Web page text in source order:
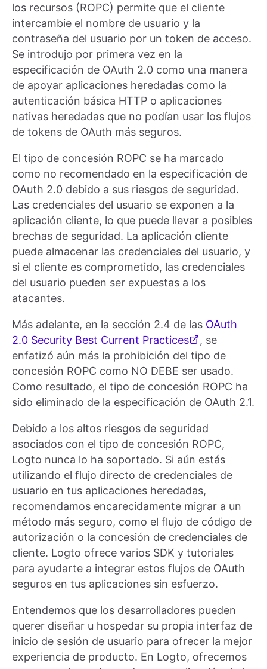
los recursos (ROPC) permite que el cliente
intercambie el nombre de usuario y la
contraseña del usuario por un token de acceso.
Se introdujo por primera vez en la
especificación de OAuth 2.0 como una manera
de apoyar aplicaciones heredadas como la
autenticación básica HTTP o aplicaciones
nativas heredadas que no podían usar los flujos
de tokens de OAuth más seguros.
El tipo de concesión ROPC se ha marcado
como no recomendado en la especificación de
OAuth 2.0 debido a sus riesgos de seguridad.
Las credenciales del usuario se exponen a la
aplicación cliente, lo que puede llevar a posibles
brechas de seguridad. La aplicación cliente
puede almacenar las credenciales del usuario, y
si el cliente es comprometido, las credenciales
del usuario pueden ser expuestas a los
atacantes.
Más adelante, en la sección 2.4 de las OAuth
2.0 Security Best Current Practices
, se
enfatizó aún más la prohibición del tipo de
concesión ROPC como NO DEBE ser usado.
Como resultado, el tipo de concesión ROPC ha
sido eliminado de la especificación de OAuth 2.1.
Debido a los altos riesgos de seguridad
asociados con el tipo de concesión ROPC,
Logto nunca lo ha soportado. Si aún estás
utilizando el flujo directo de credenciales de
usuario en tus aplicaciones heredadas,
recomendamos encarecidamente migrar a un
método más seguro, como el flujo de código de
autorización o la concesión de credenciales de
cliente. Logto ofrece varios SDK y tutoriales
para ayudarte a integrar estos flujos de OAuth
seguros en tus aplicaciones sin esfuerzo.
Entendemos que los desarrolladores pueden
querer diseñar u hospedar su propia interfaz de
inicio de sesión de usuario para ofrecer la mejor
experiencia de producto. En Logto, ofrecemos